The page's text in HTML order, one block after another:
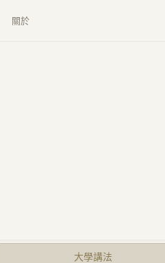
關於
大學講法